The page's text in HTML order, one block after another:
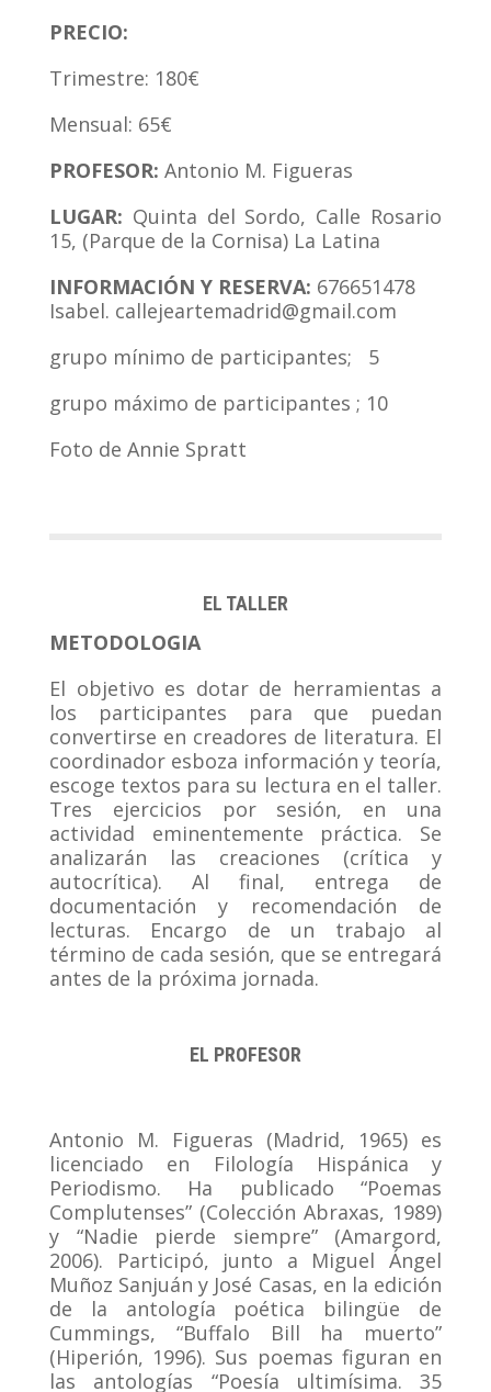
PRECIO:
Trimestre: 180€
Mensual: 65€
PROFESOR: Antonio M. Figueras
LUGAR: Quinta del Sordo, Calle Rosario
15, (Parque de la Cornisa) La Latina
INFORMACIÓN Y RESERVA: 676651478
Isabel. callejeartemadrid@gmail.com
grupo mínimo de participantes; 5
grupo máximo de participantes ; 10
Foto de Annie Spratt
EL TALLER
METODOLOGIA
El objetivo es dotar de herramientas a
los participantes para que puedan
convertirse en creadores de literatura. El
coordinador esboza información y teoría,
escoge textos para su lectura en el taller.
Tres ejercicios por sesión, en una
actividad eminentemente práctica. Se
analizarán las creaciones (crítica y
autocrítica). Al final, entrega de
documentación y recomendación de
lecturas. Encargo de un trabajo al
término de cada sesión, que se entregará
antes de la próxima jornada.
EL PROFESOR
Antonio M. Figueras (Madrid, 1965) es
licenciado en Filología Hispánica y
Periodismo. Ha publicado “Poemas
Complutenses” (Colección Abraxas, 1989)
y “Nadie pierde siempre” (Amargord,
2006). Participó, junto a Miguel Ángel
Muñoz Sanjuán y José Casas, en la edición
de la antología poética bilingüe de
Cummings, “Buffalo Bill ha muerto”
(Hiperión, 1996). Sus poemas figuran en
las antologías “Poesía ultimísima. 35